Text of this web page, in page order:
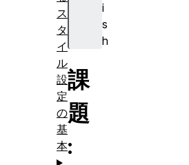
i
s
h
課
題
:
ス
タ
イ
ル
設
定
の
基
本